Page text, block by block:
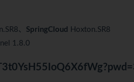
、 SpringCloud
Hoxton.SR8
1.8.0